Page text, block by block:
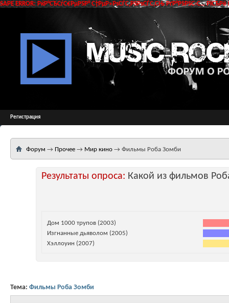
SAPE ERROR: РќР°СЂСѓС€РµРЅР° С†РµР»РѕСЃС‚РЅРѕСЃС‚СЊ РґР°РЅРЅС‹С…
Регистрация
Форум → Прочее → Мир кино → Фильмы Роба Зомби
Результаты опроса: Какой из фильмов
Дом 1000 трупов (2003)
Изгнанные дьяволом (2005)
Хэллоуин (2007)
Тема: Фильмы Роба Зомби